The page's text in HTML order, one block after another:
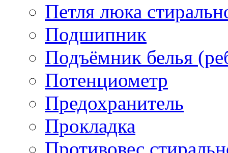
Петля люка
Подшипник
Подъёмник белья
Потенциометр
Предохранитель
Прокладка